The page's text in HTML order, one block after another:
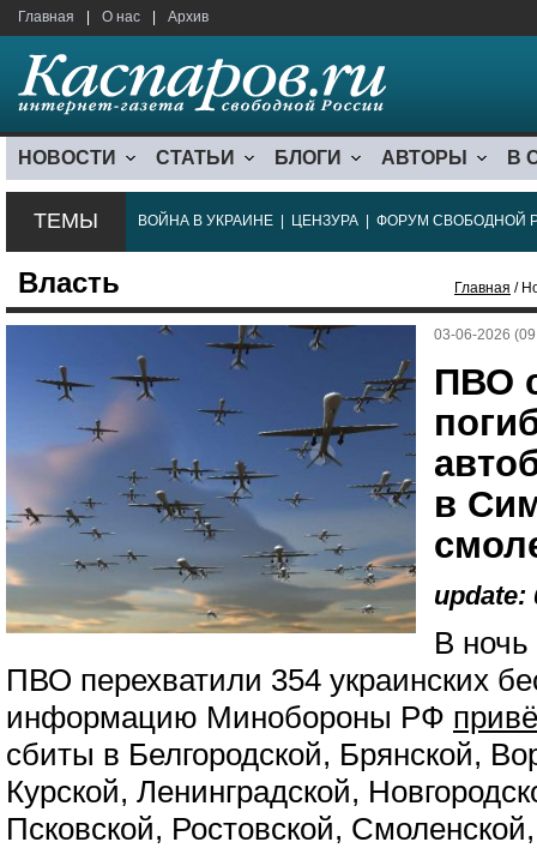
Главная О нас Архив
НОВОСТИ СТАТЬИ БЛОГИ АВТОРЫ В
ТЕМЫ ВОЙНА В УКРАИНЕ ЦЕНЗУРА ФОРУМ СВОБОДНОЙ
Власть Главная /
03-06-2026
ПВО
в
update:
В
ПВО перехватили 354 украинских
информацию Минобороны РФ
сбиты в Белгородской, Брянской,
Курской, Ленинградской,
Псковской, Ростовской,